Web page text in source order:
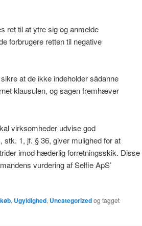
ret til at ytre sig og anmelde
forbrugere retten til negative
at de ikke indeholder sådanne
klausulen, og sagen fremhæver
virksomheder udvise god
1, jf. § 36, giver mulighed for at
imod hæderlig forretningsskik. Disse
vurdering af Selfie ApS’
, Ugyldighed, Uncategorizedog tagget